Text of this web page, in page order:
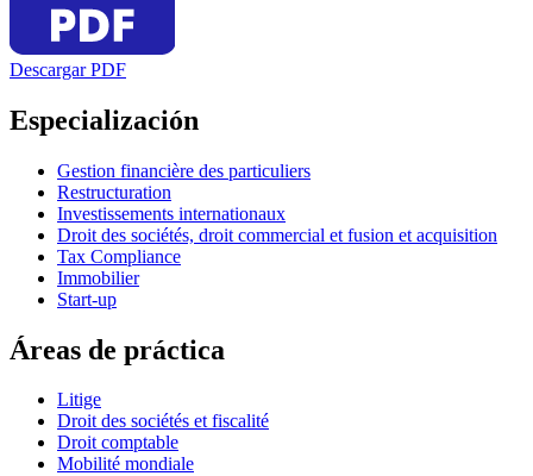
Descargar PDF
Especialización
Gestion financière des particuliers
Restructuration
Investissements internationaux
Droit des sociétés, droit commercial et fusion et acquisition
Tax Compliance
Immobilier
Start-up
Áreas de práctica
Litige
Droit des sociétés et fiscalité
Droit comptable
Mobilité mondiale